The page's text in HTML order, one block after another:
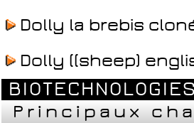
Dolly la brebis
Dolly ((sheep)
Principaux